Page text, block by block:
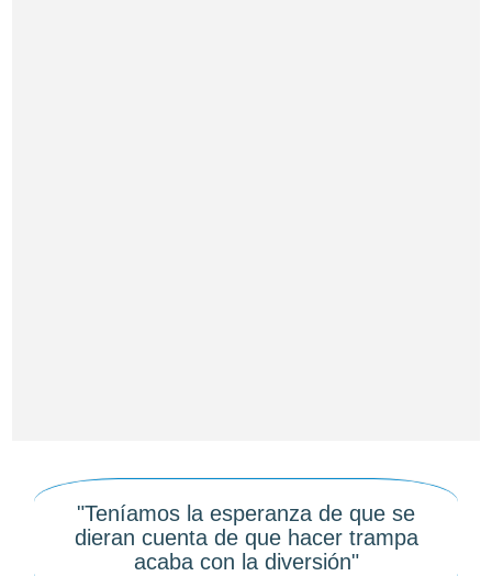
"Teníamos la esperanza de que se
dieran cuenta de que hacer trampa
acaba con la diversión"